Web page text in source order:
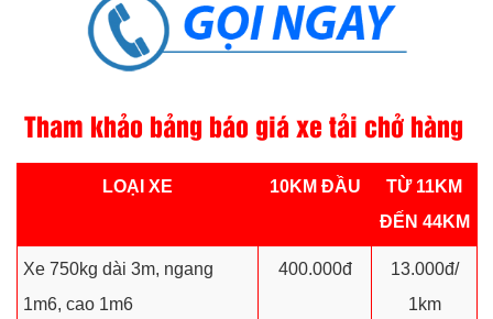
Tham khảo bảng báo giá xe tải chở hàng
LOẠI XE 10KM ĐẦU
TỪ 11KM
ĐẾN 44KM
Xe 750kg dài 3m, ngang
1m6, cao 1m6
400.000đ
13.000đ/
1km